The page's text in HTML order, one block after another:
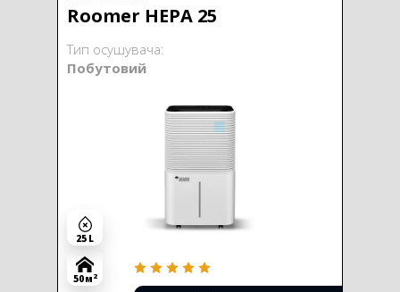
Roomer HEPA 25
Тип осушувача:
Побутовий
25 L
50 м 2